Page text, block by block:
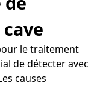
le traitement
de détecter avec
causes